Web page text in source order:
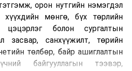
орон нутгийн нэмэгдэл
хүүхдийн мөнгө, бүх төрлийн
цэцэрлэг болон сургалтын
засвар, санхүүжилт, төрийн
төлбөр, байр ашиглалтын
байгууллагын тээвэр,